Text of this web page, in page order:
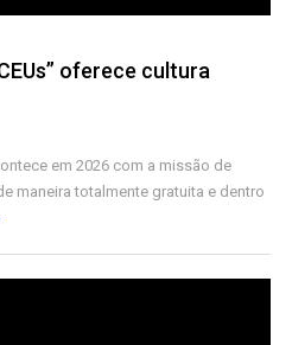
oferece cultura
em 2026 com a missão de
maneira totalmente gratuita e dentro